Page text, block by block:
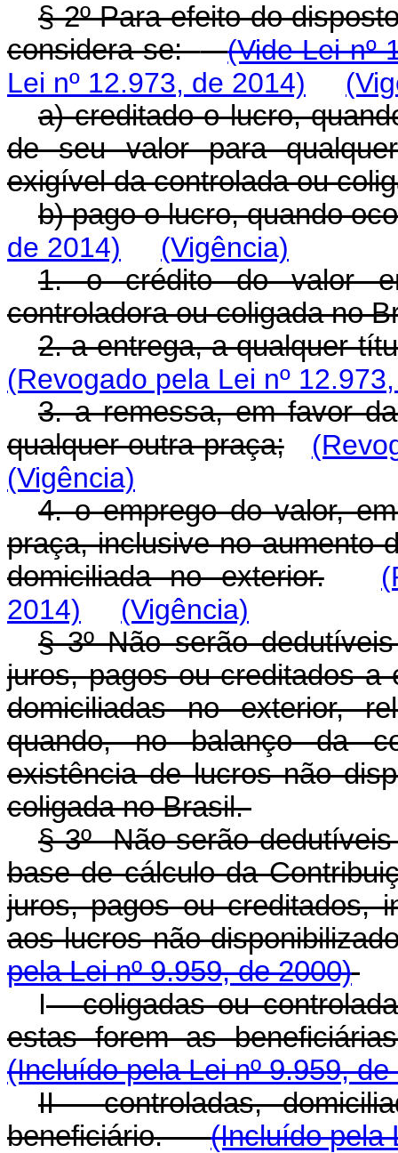
§ 2º Para efeito do
considera-se:
(Vide Lei nº
Lei nº 12.973, de 2014)
a) creditado o lucro,
de seu valor para
exigível da controlada ou
b) pago o lucro, quando
de 2014)
(Vigência)
1. o crédito do valor
controladora ou coligada no
2. a entrega, a qualquer
(Revogado pela Lei nº
3. a remessa, em favor
qualquer outra praça;
(Vigência)
4. o emprego do valor,
praça, inclusive no aumento
domiciliada no exterior.
2014)
(Vigência)
§ 3º Não serão
juros, pagos ou creditados a
domiciliadas no exterior,
quando, no balanço da
existência de lucros não
coligada no Brasil.
§ 3º Não serão
base de cálculo da
juros, pagos ou creditados,
aos lucros não
pela Lei nº 9.959, de 2000)
I- coligadas ou
estas forem as
(Incluído pela Lei nº 9.959, de
II - controladas,
beneficiário.(Incluído pela